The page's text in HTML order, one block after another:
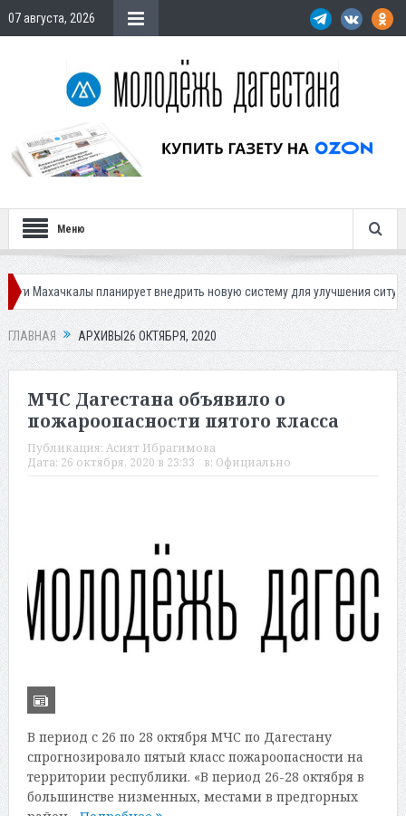
07 августа, 2026
Меню
внедрить новую систему для улучшения ситуации с
ГЛАВНАЯ АРХИВЫ26 ОКТЯБРЯ, 2020
МЧС Дагестана объявило о
пожароопасности пятого класса
Публикация: Асият Ибрагимова
Дата: 26 октября, 2020 в 23:33 в: Официально
В период с 26 по 28 октября МЧС по Дагестану
спрогнозировало пятый класс пожароопасности на
территории республики. «В период 26-28 октября в
большинстве низменных, местами в предгорных